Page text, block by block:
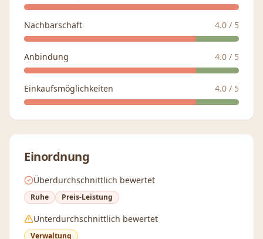
Nachbarschaft 4.0 / 5
Anbindung 4.0 / 5
Einkaufsmöglichkeiten 4.0 / 5
Einordnung
Überdurchschnittlich bewertet
Ruhe Preis-Leistung
Unterdurchschnittlich bewertet
Verwaltung